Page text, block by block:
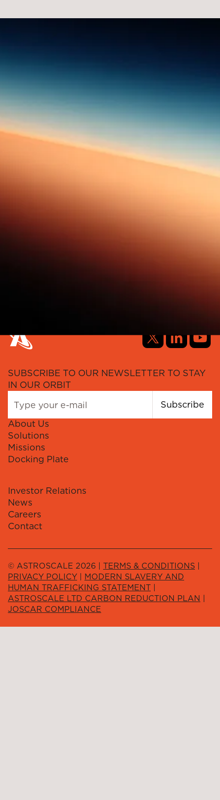
SUBSCRIBE TO OUR NEWSLETTER TO STAY
IN OUR ORBIT
Subscribe
About Us
Solutions
Missions
Docking Plate
Investor Relations
News
Careers
Contact
© ASTROSCALE 2026 | TERMS & CONDITIONS |
PRIVACY POLICY | MODERN SLAVERY AND
HUMAN TRAFFICKING STATEMENT |
ASTROSCALE LTD CARBON REDUCTION PLAN |
JOSCAR COMPLIANCE